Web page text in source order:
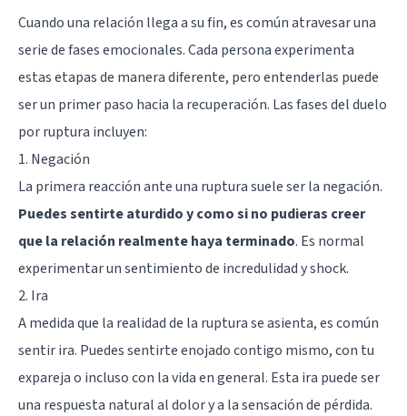
Cuando una relación llega a su fin, es común atravesar una
serie de fases emocionales. Cada persona experimenta
estas etapas de manera diferente, pero entenderlas puede
ser un primer paso hacia la recuperación. Las fases del duelo
por ruptura incluyen:
1. Negación
La primera reacción ante una ruptura suele ser la negación.
Puedes sentirte aturdido y como si no pudieras creer
que la relación realmente haya terminado. Es normal
experimentar un sentimiento de incredulidad y shock.
2. Ira
A medida que la realidad de la ruptura se asienta, es común
sentir ira. Puedes sentirte enojado contigo mismo, con tu
expareja o incluso con la vida en general. Esta ira puede ser
una respuesta natural al dolor y a la sensación de pérdida.